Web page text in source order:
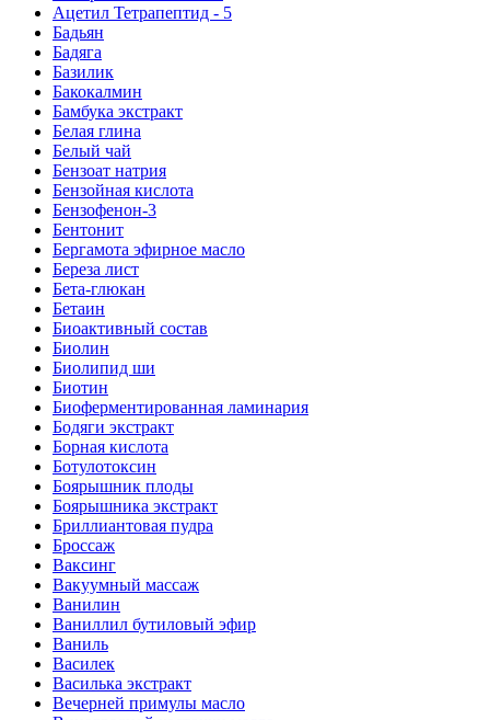
Ацетил Тетрапептид - 5
Бадьян
Бадяга
Базилик
Бакокалмин
Бамбука экстракт
Белая глина
Белый чай
Бензоат натрия
Бензойная кислота
Бензофенон-3
Бентонит
Бергамота эфирное масло
Береза лист
Бета-глюкан
Бетаин
Биоактивный состав
Биолин
Биолипид ши
Биотин
Биоферментированная ламинария
Бодяги экстракт
Борная кислота
Ботулотоксин
Боярышник плоды
Боярышника экстракт
Бриллиантовая пудра
Броссаж
Ваксинг
Вакуумный массаж
Ванилин
Ваниллил бутиловый эфир
Ваниль
Василек
Василька экстракт
Вечерней примулы масло